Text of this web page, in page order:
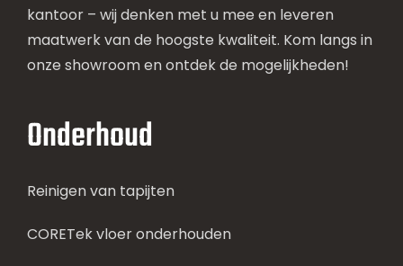
kantoor – wij denken met u mee en leveren
maatwerk van de hoogste kwaliteit. Kom langs in
onze showroom en ontdek de mogelijkheden!
Onderhoud
Reinigen van tapijten
CORETek vloer onderhouden